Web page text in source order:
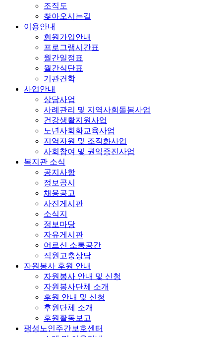
조직도
찾아오시는길
이용안내
회원가입안내
프로그램시간표
월간일정표
월간식단표
기관견학
사업안내
상담사업
사례관리 및 지역사회돌봄사업
건강생활지원사업
노년사회화교육사업
지역자원 및 조직화사업
사회참여 및 권익증진사업
복지관 소식
공지사항
정보공시
채용공고
사진게시판
소식지
정보마당
자유게시판
어르신 소통공간
직원고충상담
자원봉사 후원 안내
자원봉사 안내 및 신청
자원봉사단체 소개
후원 안내 및 신청
후원단체 소개
후원활동보고
팽성노인주간보호센터